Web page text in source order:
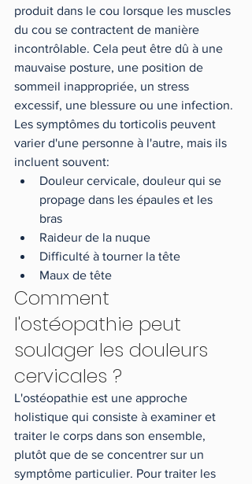
produit dans le cou lorsque les muscles
du cou se contractent de manière
incontrôlable. Cela peut être dû à une
mauvaise posture, une position de
sommeil inappropriée, un stress
excessif, une blessure ou une infection.
Les symptômes du torticolis peuvent
varier d'une personne à l'autre, mais ils
incluent souvent:
Douleur cervicale, douleur qui se
propage dans les épaules et les
bras
Raideur de la nuque
Difficulté à tourner la tête
Maux de tête
Comment
l'ostéopathie peut
soulager les douleurs
cervicales ?
L'ostéopathie est une approche
holistique qui consiste à examiner et
traiter le corps dans son ensemble,
plutôt que de se concentrer sur un
symptôme particulier. Pour traiter les